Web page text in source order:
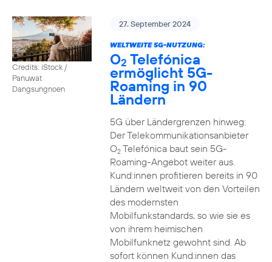
Credits: iStock /
Panuwat
Dangsungnoen
27. September 2024
WELTWEITE 5G-NUTZUNG:
O2 Telefónica
ermöglicht 5G-
Roaming in 90
Ländern
5G über Ländergrenzen hinweg:
Der Telekommunikationsanbieter
O2Telefónica baut sein 5G-
Roaming-Angebot weiter aus.
Kund:innen profitieren bereits in 90
Ländern weltweit von den Vorteilen
des modernsten
Mobilfunkstandards, so wie sie es
von ihrem heimischen
Mobilfunknetz gewohnt sind. Ab
sofort können Kund:innen das